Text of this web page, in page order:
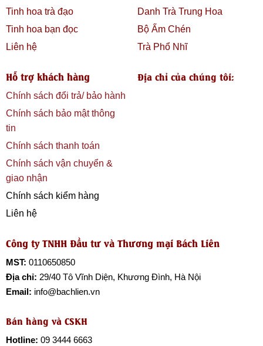
102 Trần Phú – Mộ Lao – Hà Đông – Hà Nội
Hotline: 09 3444 6663
– Zalo: 09 3444 6663
Mail: bachlien.info@gmail.com
https://bachlien.vn/
Tinh hoa trà đạo
Tinh hoa bạn đọc
Liên hệ
Danh Trà Trung Hoa
Bộ Ấm Chén
Trà Phổ Nhĩ
Hỗ trợ khách hàng
Chính sách đổi trả/ bảo hành
Chính sách bảo mật thông
tin
Chính sách thanh toán
Chính sách vận chuyển &
giao nhận
Chính sách kiểm hàng
Liên hệ
Địa chỉ của chúng tôi:
Công ty TNHH Đầu tư và Thương mại Bách Liên
MST: 0110650850
Địa chỉ: 29/40 Tô Vĩnh Diện, Khương Đình, Hà Nội
Email: info@bachlien.vn
Bán hàng và CSKH
Hotline: 09 3444 6663